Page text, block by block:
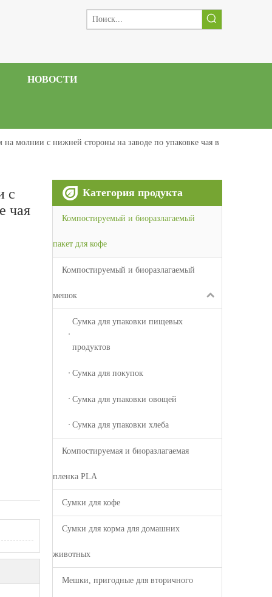
НОВОСТИ
на молнии с нижней стороны на заводе по упаковке чая в
с
чая
Категория продукта
Компостируемый и биоразлагаемый
пакет для кофе
Компостируемый и биоразлагаемый
мешок
Сумка для упаковки пищевых
продуктов
Сумка для покупок
Сумка для упаковки овощей
Сумка для упаковки хлеба
Компостируемая и биоразлагаемая
пленка PLA
Сумки для кофе
Сумки для корма для домашних
животных
Мешки, пригодные для вторичного